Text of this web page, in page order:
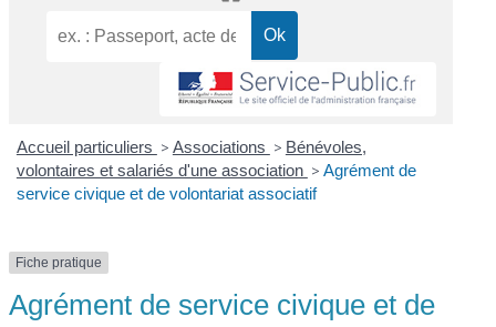
Accueil particuliers > Associations > Bénévoles,
volontaires et salariés d'une association > Agrément de
service civique et de volontariat associatif
Fiche pratique
Agrément de service civique et de